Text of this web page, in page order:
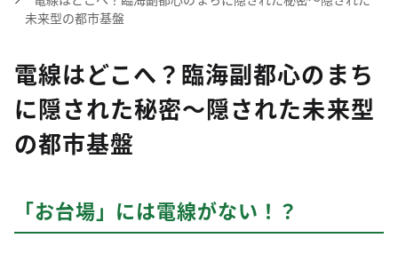
未来型の都市基盤
電線はどこへ？臨海副都心のまち
に隠された秘密～隠された未来型
の都市基盤
「お台場」には電線がない！？